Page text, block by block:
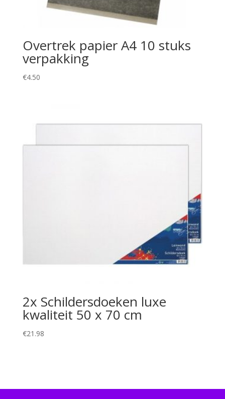
Overtrek papier A4 10 stuks
verpakking
€4.50
2x Schildersdoeken luxe
kwaliteit 50 x 70 cm
€21.98